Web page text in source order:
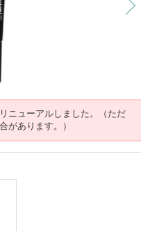
ニューアルしました。（ただ
があります。）